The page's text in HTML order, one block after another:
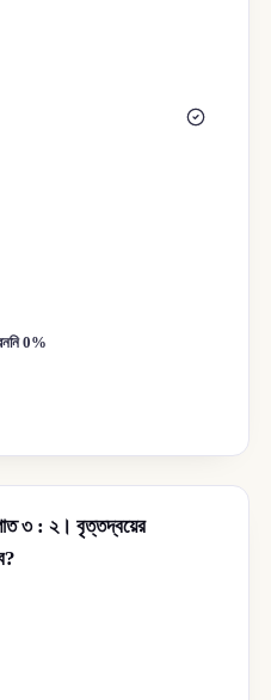
0%
৩ : ২। বৃত্তদ্বয়ের